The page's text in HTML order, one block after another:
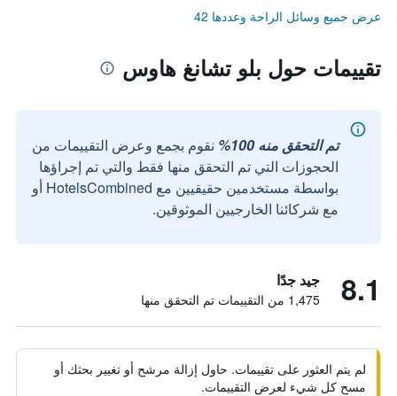
عرض جميع وسائل الراحة وعددها 42
تقييمات حول بلو تشانغ هاوس
تم التحقق منه 100%
نقوم بجمع وعرض التقييمات من
الحجوزات التي تم التحقق منها فقط والتي تم إجراؤها
بواسطة مستخدمين حقيقيين مع HotelsCombined أو
مع شركائنا الخارجيين الموثوقين.
8.1 جيد جدًا
1,475 من التقييمات تم التحقق منها
لم يتم العثور على تقييمات. حاول إزالة مرشح أو تغيير بحثك أو
مسح كل شيء لعرض التقييمات.